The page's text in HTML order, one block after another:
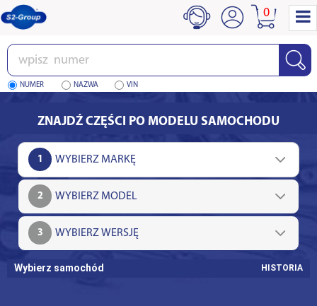
Wpisz
numer
NUMER NAZWA VIN
0
ZNAJDŹ CZĘŚCI PO MODELU SAMOCHODU
1
2
3
Wybierz samochód HISTORIA